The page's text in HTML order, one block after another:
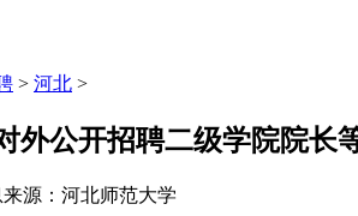
> 河北 >
外公开招聘二级学院院长
源：河北师范大学